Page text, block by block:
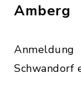
Amberg
Schwandorf